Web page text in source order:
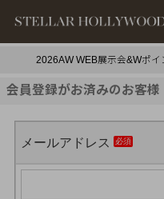
2026AW WEB展示会&Wポイ
会員登録がお済みのお客様
メールアドレス